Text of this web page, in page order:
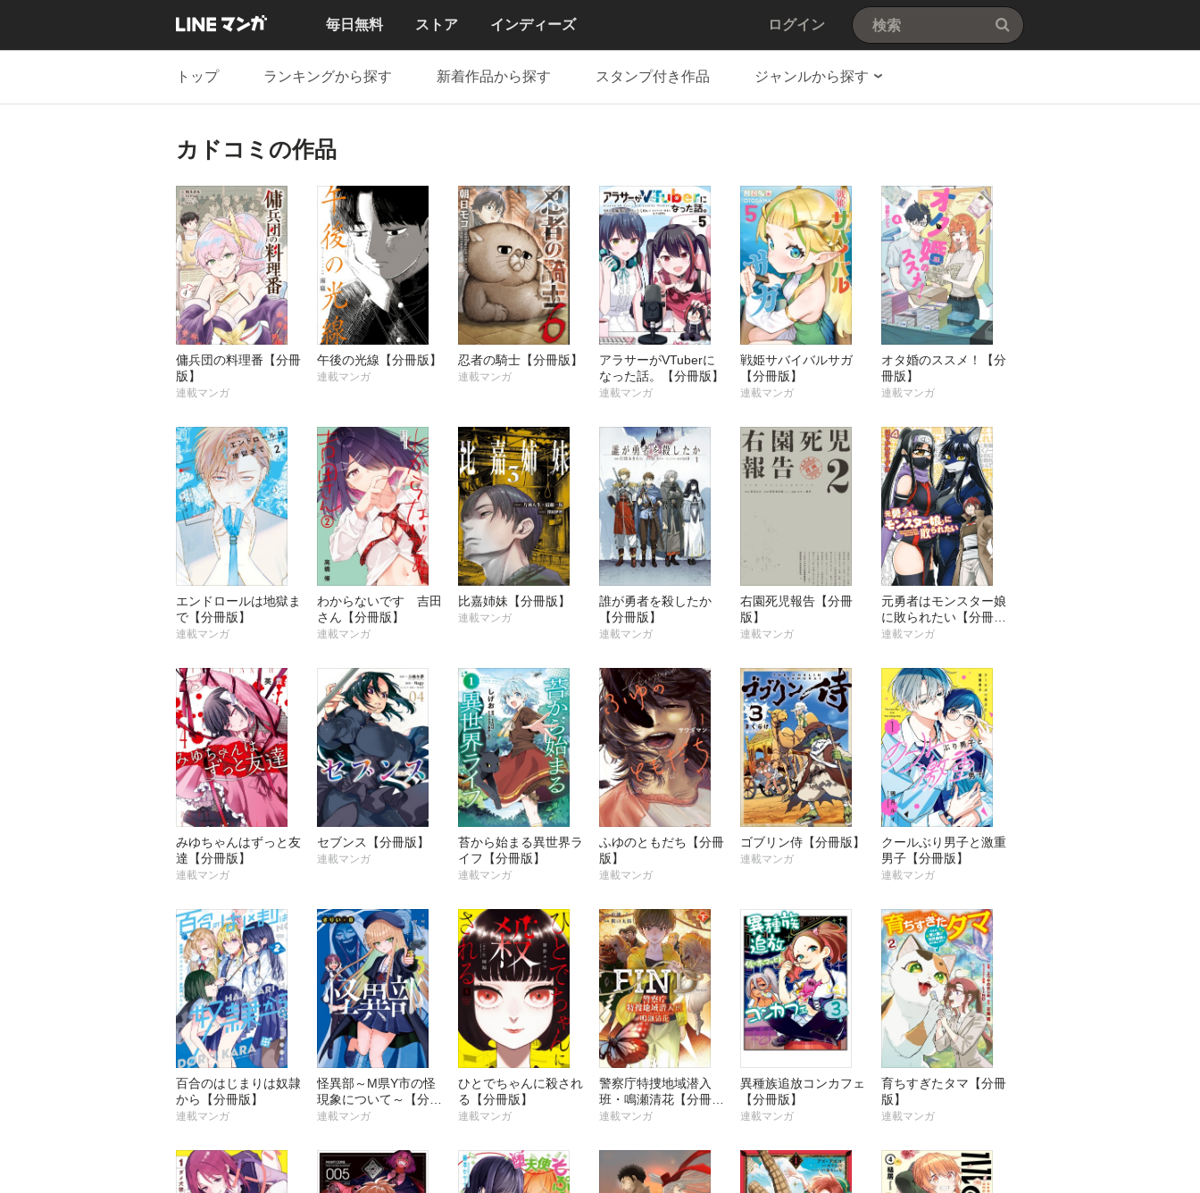
毎日無料 ストア インディーズ ログイン
トップ ランキングから探す 新着作品から探す スタンプ付き作品 ジャンルから探す
カドコミの作品
傭兵団の料理番【分冊
版】
連載マンガ
午後の光線【分冊版】
連載マンガ
忍者の騎士【分冊版】
連載マンガ
アラサーがVTuberに
なった話。【分冊版】
連載マンガ
戦姫サバイバルサガ
【分冊版】
連載マンガ
オタ婚のススメ！【分
冊版】
連載マンガ
エンドロールは地獄ま
で【分冊版】
連載マンガ
わからないです 吉田
さん【分冊版】
連載マンガ
比嘉姉妹【分冊版】
連載マンガ
誰が勇者を殺したか
【分冊版】
連載マンガ
右園死児報告【分冊
版】
連載マンガ
元勇者はモンスター娘
に敗られたい【分冊
版】
連載マンガ
みゆちゃんはずっと友
達【分冊版】
連載マンガ
セブンス【分冊版】
連載マンガ
苔から始まる異世界ラ
イフ【分冊版】
連載マンガ
ふゆのともだち【分冊
版】
連載マンガ
ゴブリン侍【分冊版】
連載マンガ
クールぶり男子と激重
男子【分冊版】
連載マンガ
百合のはじまりは奴隷
から【分冊版】
連載マンガ
怪異部～M県Y市の怪
現象について～【分冊
版】
連載マンガ
ひとでちゃんに殺され
る【分冊版】
連載マンガ
警察庁特捜地域潜入
班・鳴瀬清花【分冊
版】
連載マンガ
異種族追放コンカフェ
【分冊版】
連載マンガ
育ちすぎたタマ【分冊
版】
連載マンガ